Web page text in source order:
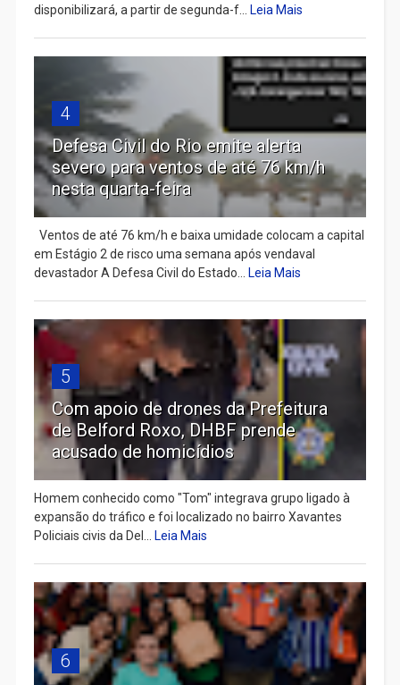
disponibilizará, a partir de segunda-f...
Leia Mais
4
Defesa Civil do Rio emite alerta
severo para ventos de até 76 km/h
nesta quarta-feira
Ventos de até 76 km/h e baixa umidade colocam a capital
em Estágio 2 de risco uma semana após vendaval
devastador A Defesa Civil do Estado...
Leia Mais
5
Com apoio de drones da Prefeitura
de Belford Roxo, DHBF prende
acusado de homicídios
Homem conhecido como "Tom" integrava grupo ligado à
expansão do tráfico e foi localizado no bairro Xavantes
Policiais civis da Del...
Leia Mais
6